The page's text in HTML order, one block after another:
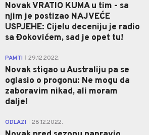
Novak VRATIO KUMA u tim - sa
njim je postizao NAJVEĆE
USPJEHE: Cijelu deceniju je radio
sa Đokovićem, sad je opet tu!
PAMTI 29.12.2022.
Novak stigao u Australiju pa se
oglasio o progonu: Ne mogu da
zaboravim nikad, ali moram
dalje!
ODLAZI 28.12.2022.